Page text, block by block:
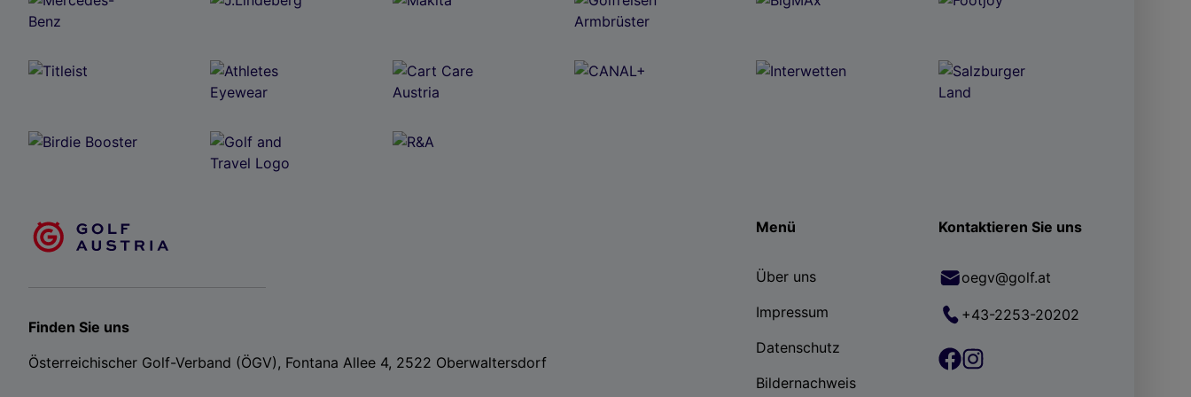
Finden Sie uns
Österreichischer Golf-Verband (ÖGV), Fontana Allee 4, 2522 Oberwaltersdorf
Menü
Über uns
Impressum
Datenschutz
Bildernachweis
Kontaktieren Sie uns
oegv@golf.at
+43-2253-20202